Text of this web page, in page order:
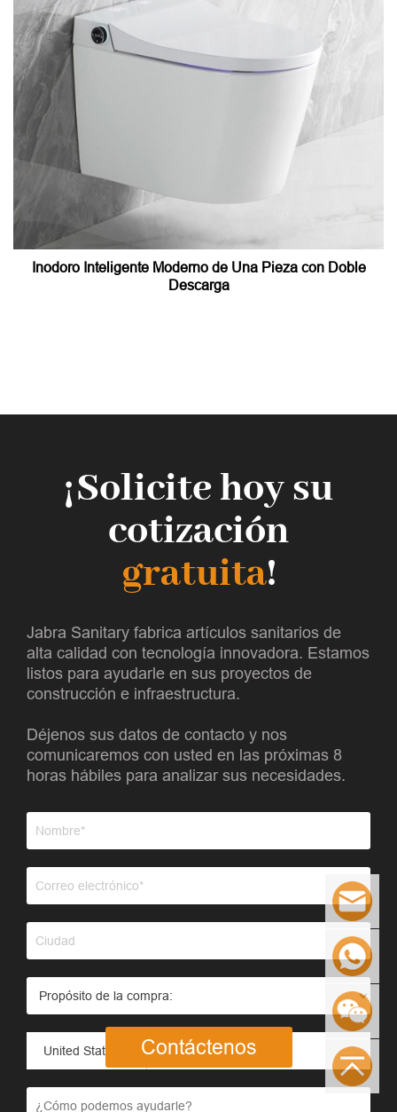
Inodoro Inteligente Moderno de Una Pieza con Doble
Descarga
¡Solicite hoy su
cotización
gratuita!
Jabra Sanitary fabrica artículos sanitarios de
alta calidad con tecnología innovadora. Estamos
listos para ayudarle en sus proyectos de
construcción e infraestructura.
Déjenos sus datos de contacto y nos
comunicaremos con usted en las próximas 8
horas hábiles para analizar sus necesidades.
Contáctenos